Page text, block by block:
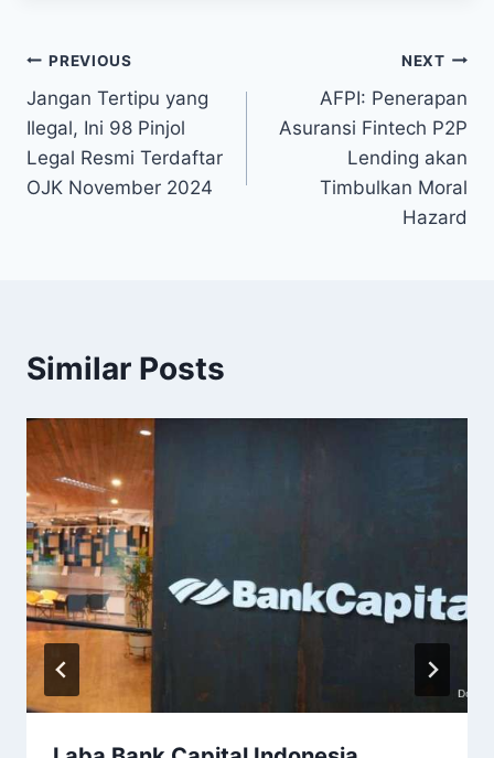
Post
navigation
PREVIOUS
Jangan Tertipu yang
Ilegal, Ini 98 Pinjol
Legal Resmi Terdaftar
OJK November 2024
NEXT
AFPI: Penerapan
Asuransi Fintech P2P
Lending akan
Timbulkan Moral
Hazard
Similar Posts